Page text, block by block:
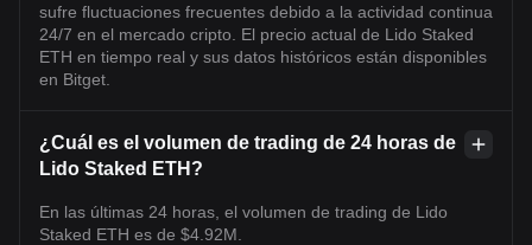
sufre fluctuaciones frecuentes debido a la actividad continua
24/7 en el mercado cripto. El precio actual de Lido Staked
ETH en tiempo real y sus datos históricos están disponibles
en Bitget.
¿Cuál es el volumen de trading de 24 horas de
Lido Staked ETH?
En las últimas 24 horas, el volumen de trading de Lido
Staked ETH es de $4.92M.